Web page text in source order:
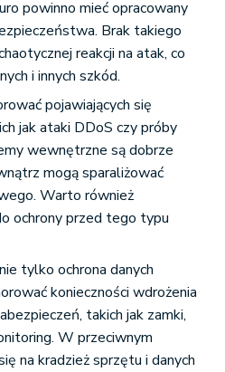
powinno mieć opracowany
Brak takiego
reakcji na atak, co
i innych szkód.
pojawiających się
jak ataki DDoS czy próby
wewnętrzne są dobrze
mogą sparaliżować
Warto również
ochrony przed tego typu
tylko ochrona danych
konieczności wdrożenia
takich jak zamki,
W przeciwnym
na kradzież sprzętu i danych